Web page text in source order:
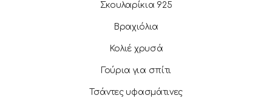
Σκουλαρίκια 925
Βραχιόλια
Κολιέ χρυσά
Γούρια για σπίτι
Τσάντες υφασμάτινες